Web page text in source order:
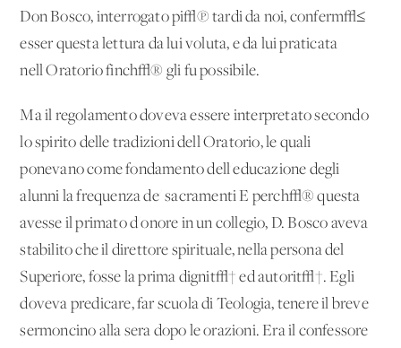
Don Bosco, interrogato pi√π tardi da noi, conferm√≤
esser questa lettura da lui voluta, e da lui praticata
nell'Oratorio finch√® gli fu possibile.
Ma il regolamento doveva essere interpretato secondo
lo spirito delle tradizioni dell'Oratorio, le quali
ponevano come fondamento dell'educazione degli
alunni la frequenza de' sacramenti E perch√® questa
avesse il primato d'onore in un collegio, D. Bosco aveva
stabilito che il direttore spirituale, nella persona del
Superiore, fosse la prima dignit√† ed autorit√†. Egli
doveva predicare, far scuola di Teologia, tenere il breve
sermoncino alla sera dopo le orazioni. Era il confessore